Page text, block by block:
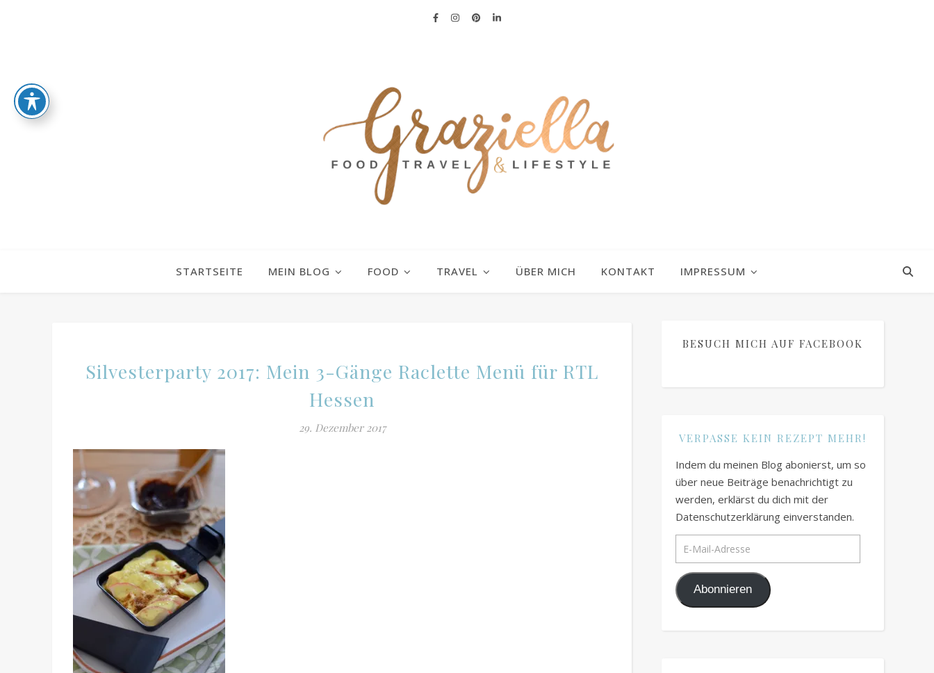
STARTSEITE MEIN BLOG FOOD TRAVEL ÜBER MICH KONTAKT IMPRESSUM
Silvesterparty 2017: Mein 3-Gänge Raclette Menü für RTL
Hessen
29. Dezember 2017
BESUCH MICH AUF FACEBOOK
VERPASSE KEIN REZEPT MEHR!
Indem du meinen Blog abonierst, um so
über neue Beiträge benachrichtigt zu
werden, erklärst du dich mit der
Datenschutzerklärung einverstanden.
E-Mail-Adresse
Abonnieren